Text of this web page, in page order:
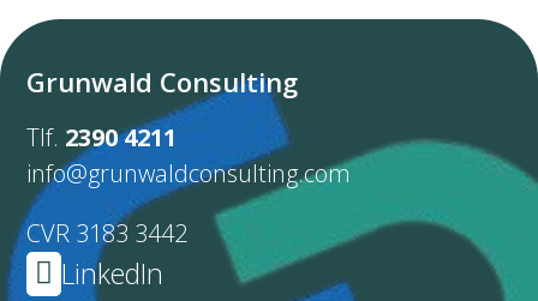
Grunwald Consulting
Tlf. 2390 4211
info@grunwaldconsulting.com
CVR 3183 3442
 LinkedIn